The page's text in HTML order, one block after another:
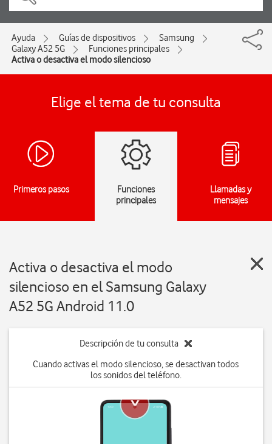
Ayuda Guías de dispositivos
Samsung
Galaxy A52 5G
Funciones principales
Activa o desactiva el modo silencioso
Elige el tema de tu consulta
Primeros pasos
Funciones
principales
Llamadas y
mensajes
Activa o desactiva el modo
silencioso en el Samsung Galaxy
A52 5G Android 11.0
Descripción de tu consulta
Cuando activas el modo silencioso, se desactivan todos
los sonidos del teléfono.